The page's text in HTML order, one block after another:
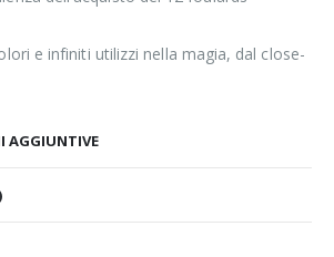
e infiniti utilizzi nella magia, dal close-
AGGIUNTIVE